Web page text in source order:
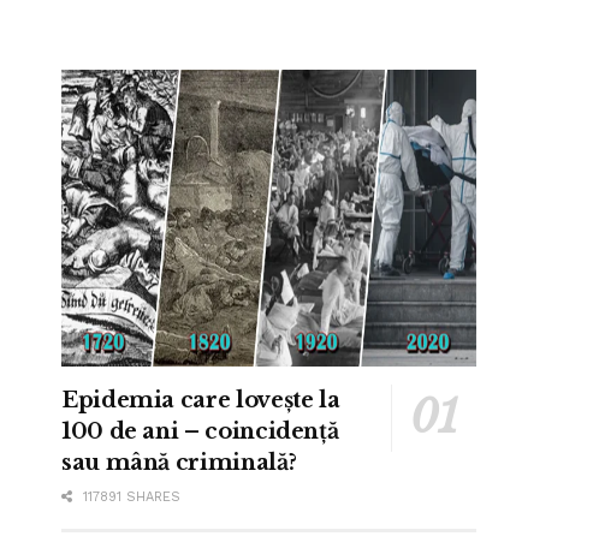
Epidemia care lovește la
100 de ani – coincidență
sau mână criminală?
117891 SHARES